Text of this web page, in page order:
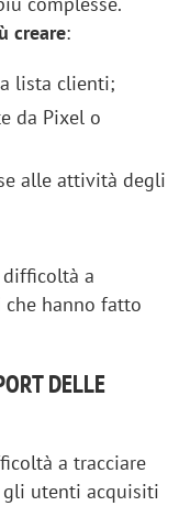
creare:
lista clienti;
da Pixel o
alle attività degli
difficoltà a
hanno fatto
DELLE
a tracciare
gli utenti acquisiti